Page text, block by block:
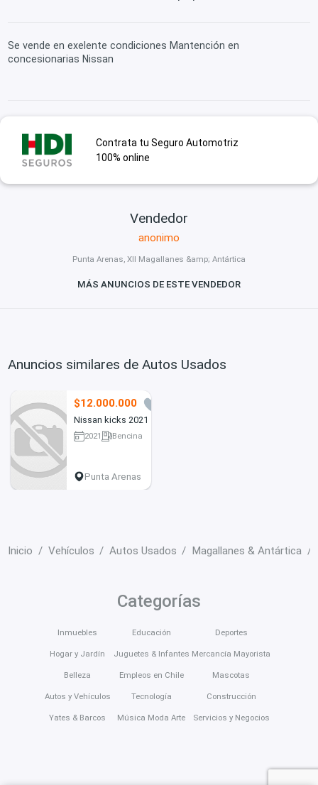
Se vende en exelente condiciones Mantención en
concesionarias Nissan
Contrata tu Seguro Automotriz
100% online
Vendedor
anonimo
Punta Arenas, XII Magallanes &amp; Antártica
MÁS ANUNCIOS DE ESTE VENDEDOR
Anuncios similares de Autos Usados
$12.000.000
Nissan kicks 2021
2021
Bencina
Punta Arenas
Inicio Vehículos Autos Usados Magallanes & Antártica
Categorías
Inmuebles
Hogar y Jardín
Belleza
Autos y Vehículos
Yates & Barcos
Educación
Juguetes & Infantes
Empleos en Chile
Tecnología
Música Moda Arte
Deportes
Mercancía Mayorista
Mascotas
Construcción
Servicios y Negocios